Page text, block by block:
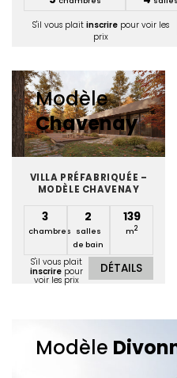
S'il vous plait inscrirepour voir les
prix
Modèle
Chavenay
VILLA PRÉFABRIQUÉE –
MODÈLE CHAVENAY
3
chambres
2
salles
de bain
139
m2
S'il vous plait
inscrirepour
voir les prix
DÉTAILS
Modèle